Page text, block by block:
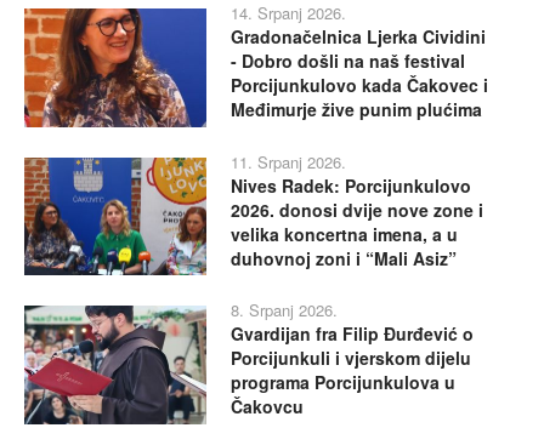
14. Srpanj 2026.
Gradonačelnica Ljerka Cividini
- Dobro došli na naš festival
Porcijunkulovo kada Čakovec i
Međimurje žive punim plućima
11. Srpanj 2026.
Nives Radek: Porcijunkulovo
2026. donosi dvije nove zone i
velika koncertna imena, a u
duhovnoj zoni i “Mali Asiz”
8. Srpanj 2026.
Gvardijan fra Filip Đurđević o
Porcijunkuli i vjerskom dijelu
programa Porcijunkulova u
Čakovcu